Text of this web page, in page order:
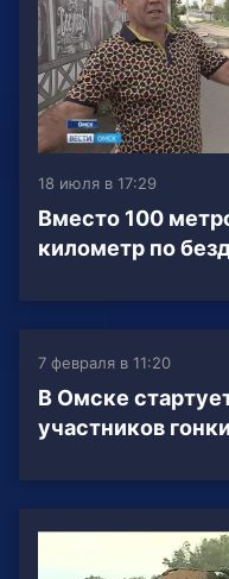
18 июля в 17:29
Вместо 100
километр по
7 февраля в 11:20
В Омске
участников